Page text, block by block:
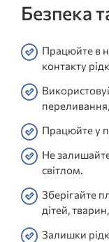
Безпека
Працюйте в
контакту
Працюйте у
Не
світлом.
Зберігайте
дітей,
Залишки